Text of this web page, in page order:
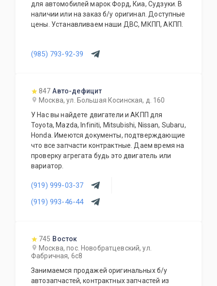
для автомобилей марок Форд, Киа, Судзуки. В
наличии или на заказ б/у оригинал. Доступные
цены. Устанавливаем наши ДВС, МКПП, АКПП.
(985) 793-92-39
847 Авто-дефицит
Москва, ул. Большая Косинская, д. 160
У Нас вы найдете двигатели и АКПП для
Toyota, Mazda, Infiniti, Mitsubishi, Nissan, Subaru,
Honda. Имеются документы, подтверждающие
что все запчасти контрактные. Даем время на
проверку агрегата будь это двигатель или
вариатор.
(919) 999-03-37
(919) 993-46-44
745 Восток
Москва, пос. Новобратцевский, ул.
Фабричная, 6с8
Занимаемся продажей оригинальных б/у
автозапчастей, контрактных запчастей из